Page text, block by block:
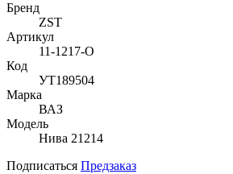
Бренд
ZST
Артикул
11-1217-O
Код
УТ189504
Марка
ВАЗ
Модель
Нива 21214
Подписаться Предзаказ